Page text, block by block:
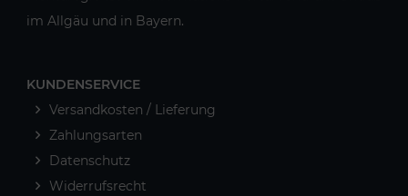
im Allgäu und in Bayern.
KUNDENSERVICE
Versandkosten / Lieferung
Zahlungsarten
Datenschutz
Widerrufsrecht